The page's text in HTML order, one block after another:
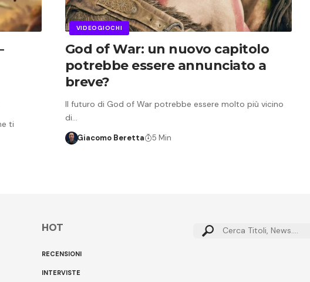
ti
VIDEOGIOCHI
God of War: un nuovo capitolo
potrebbe essere annunciato a
breve?
Il futuro di God of War potrebbe essere molto più vicino
di…
Giacomo Beretta 5 Min
HOT
RECENSIONI
INTERVISTE
Cerca: